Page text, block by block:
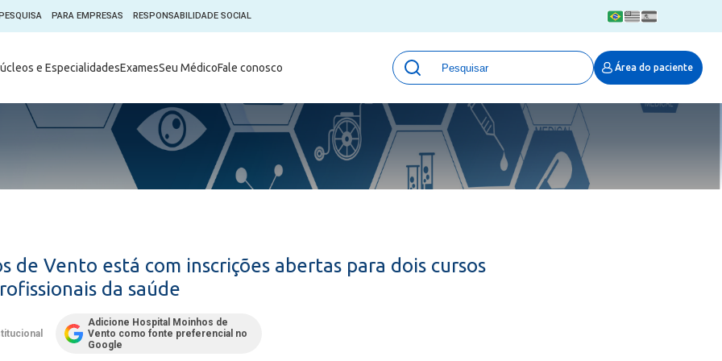
PARA EMPRESAS RESPONSABILIDADE SOCIAL
e EspecialidadesExamesSeu MédicoFale conosco Área do paciente
em Pesquisa (CEP)
Empresas
Hospital do Coração Moinhos
Horários de visita no Hospital Moinhos
de Vento
Informações ao Paciente
Nossa História
Notícias
Pastoral
Publicações
Unidades
Qualidade e Segurança em saúde
Eventos
Portal Pesquisa
Programa de Qualidade em Pesquisa
(ProQuali)
MOVE ARO
de Vento está com inscrições abertas para dois cursos
da saúde
Adicione Hospital Moinhos de
Vento como fonte preferencial no
Google